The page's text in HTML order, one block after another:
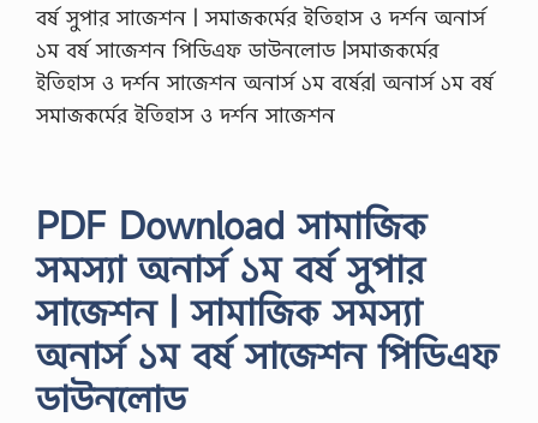
বর্ষ সুপার সাজেশন | সমাজকর্মের ইতিহাস ও দর্শন অনার্স
১ম বর্ষ সাজেশন পিডিএফ ডাউনলোড |সমাজকর্মের
ইতিহাস ও দর্শন সাজেশন অনার্স ১ম বর্ষের| অনার্স ১ম বর্ষ
সমাজকর্মের ইতিহাস ও দর্শন সাজেশন
PDF Download সামাজিক
সমস্যা অনার্স ১ম বর্ষ সুপার
সাজেশন | সামাজিক সমস্যা
অনার্স ১ম বর্ষ সাজেশন পিডিএফ
ডাউনলোড